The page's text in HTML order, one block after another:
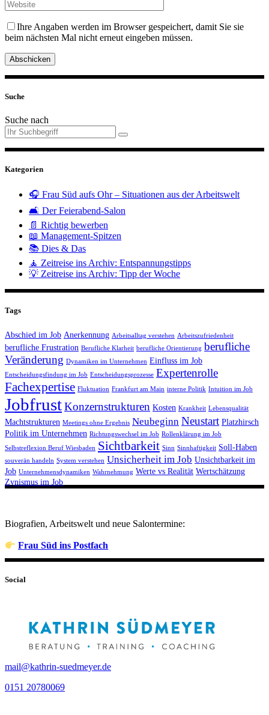
Ihre Angaben werden im Browser gespeichert, damit Sie sie
beim nächsten Mal nicht erneut eingeben müssen.
Abschicken
Suche
Suche nach
Kategorien
🎧 Frau Süd aufs Ohr – Situationen aus der Arbeitswelt
🛋️ Der Feierabend-Salon
📄 Richtig bewerben
📖 Management-Spitzen
📚 Dies & Das
🧘 Zeitreise ins Archiv: Entspannungstipps
💡 Zeitreise ins Archiv: Tipp der Woche
Tags
Abschied im Job Anerkennung Arbeitsalltag verstehen Arbeitszufriedenheit
berufliche Frustration Berufliche Klarheit berufliche Orientierung berufliche
Veränderung Dynamiken im Unternehmen Einfluss im Job
Entscheidungsfindung im Job Entscheidungsprozesse Expertenrolle
Fachexpertise Fluktuation Frankfurt am Main interne Politik Intuition im Job
JobfrustKonzernstrukturen Kosten Krankheit Lebensqualität
Machtstrukturen Meetings ohne Ergebnis Neubeginn Neustart Platzhirsch
Politik im Unternehmen Richtungswechsel im Job Rollenklärung im Job
Selbstreflexion Beruf Wiesbaden Sichtbarkeit Sinn Sinnhaftigkeit Soll-Haben
souverän handeln System verstehen Unsicherheit im Job Unsichtbarkeit im
Job Unternehmensdynamiken Wahrnehmung Werte vs Realität Wertschätzung
Zynismus im Job
Biografien, Arbeitswelt und neue Salontermine:
Frau Süd ins Postfach
Social
mail@kathrin-suedmeyer.de
0151 20780069